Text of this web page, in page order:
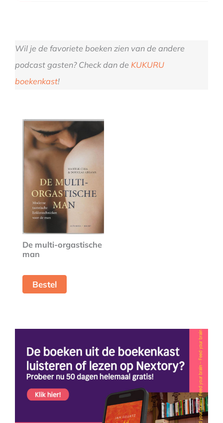
Wil je de favoriete boeken zien van de andere
podcast gasten? Check dan de KUKURU
boekenkast!
De multi-orgastische
man
Bestel